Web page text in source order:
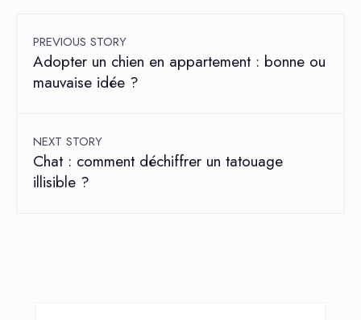
PREVIOUS STORY
Adopter un chien en appartement : bonne ou
mauvaise idée ?
NEXT STORY
Chat : comment déchiffrer un tatouage
illisible ?